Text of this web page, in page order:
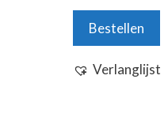
Bestellen
Verlanglijst